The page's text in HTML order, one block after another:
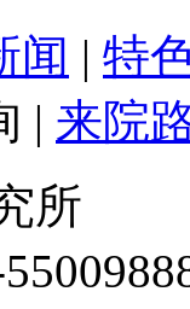
闻 | 特
| 来院
所